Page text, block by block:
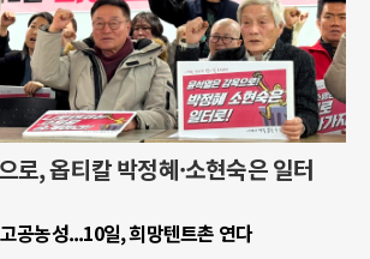
로, 옵티칼 박정혜·소현숙은 일터
공농성...10일, 희망텐트촌 연다